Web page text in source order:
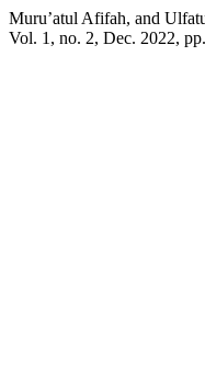
Muru’atul Afifah, and
Vol. 1, no. 2, Dec. 2022,